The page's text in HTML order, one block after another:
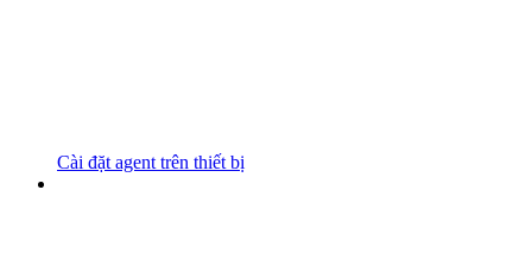
Cài đặt agent trên thiết bị